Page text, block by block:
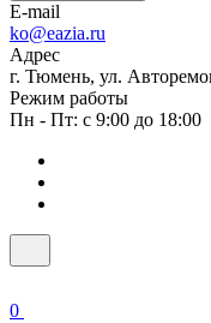
E-mail
ko@eazia.ru
Адрес
г. Тюмень, ул.
Режим работы
Пн - Пт: с 9:00 до 18:00
0